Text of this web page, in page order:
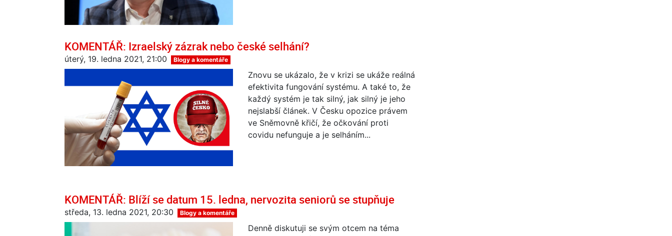
KOMENTÁŘ: Izraelský zázrak nebo české selhání?
úterý, 19. ledna 2021, 21:00 Blogy a komentáře
Znovu se ukázalo, že v krizi se ukáže reálná
efektivita fungování systému. A také to, že
každý systém je tak silný, jak silný je jeho
nejslabší článek. V Česku opozice právem
ve Sněmovně křičí, že očkování proti
covidu nefunguje a je selháním...
KOMENTÁŘ: Blíží se datum 15. ledna, nervozita seniorů se stupňuje
středa, 13. ledna 2021, 20:30 Blogy a komentáře
Denně diskutuji se svým otcem na téma